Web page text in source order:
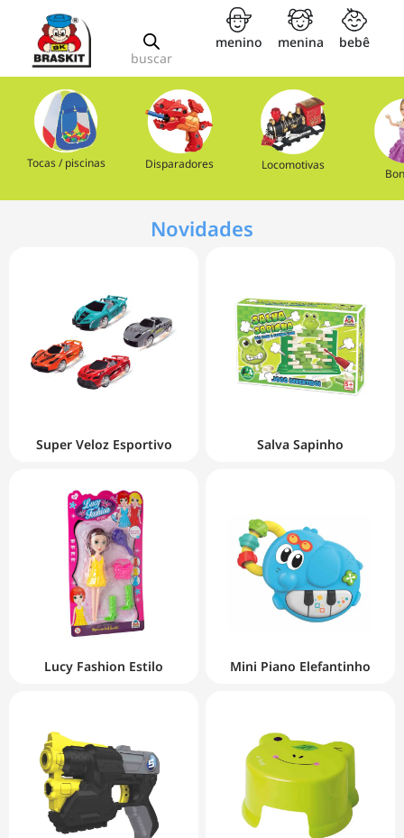
buscar
menino menina bebê
Tocas / piscinas Disparadores Locomotivas
Novidades
Super Veloz Esportivo Salva Sapinho
Lucy Fashion Estilo Mini Piano Elefantinho